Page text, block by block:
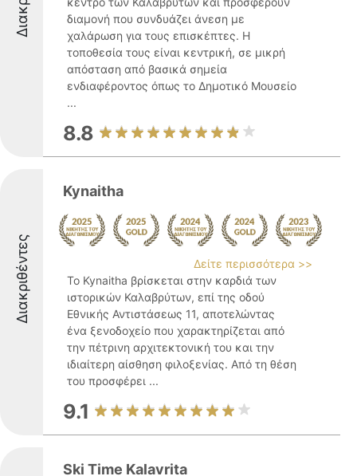
διαμονή που συνδυάζει άνεση με
χαλάρωση για τους επισκέπτες. Η
τοποθεσία τους είναι κεντρική, σε μικρή
απόσταση από βασικά σημεία
ενδιαφέροντος όπως το Δημοτικό Μουσείο
...
8.8
Διακριθέντες
Kynaitha
Δείτε περισσότερα >>
Το Kynaitha βρίσκεται στην καρδιά των
ιστορικών Καλαβρύτων, επί της οδού
Εθνικής Αντιστάσεως 11, αποτελώντας
ένα ξενοδοχείο που χαρακτηρίζεται από
την πέτρινη αρχιτεκτονική του και την
ιδιαίτερη αίσθηση φιλοξενίας. Από τη θέση
του προσφέρει ...
9.1
Ski Time Kalavrita